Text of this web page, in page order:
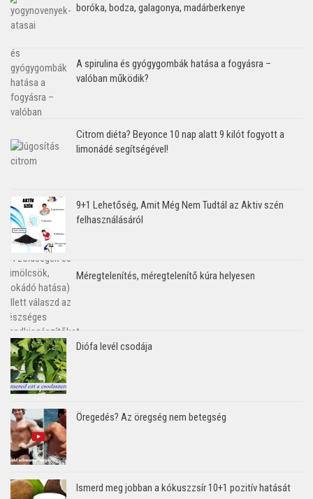
boróka, bodza, galagonya, madárberkenye
A spirulina és gyógygombák hatása a fogyásra –
valóban működik?
Citrom diéta? Beyonce 10 nap alatt 9 kilót fogyott a
limonádé segítségével!
9+1 Lehetőség, Amit Még Nem Tudtál az Aktiv szén
felhasználásáról
Méregtelenítés, méregtelenítő kúra helyesen
Diófa levél csodája
Öregedés? Az öregség nem betegség
Ismerd meg jobban a kókuszzsír 10+1 pozitív hatását